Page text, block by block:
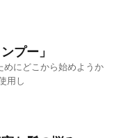
プー」
めにどこから始めようか
用し